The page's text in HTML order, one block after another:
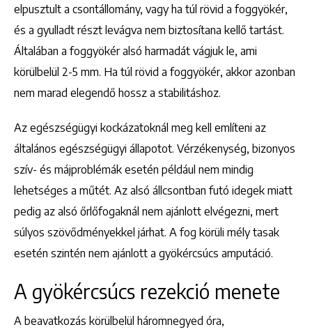
elpusztult a csontállomány, vagy ha túl rövid a foggyökér,
és a gyulladt részt levágva nem biztosítana kellő tartást.
Általában a foggyökér alsó harmadát vágjuk le, ami
körülbelül 2-5 mm. Ha túl rövid a foggyökér, akkor azonban
nem marad elegendő hossz a stabilitáshoz.
Az egészségügyi kockázatoknál meg kell említeni az
általános egészségügyi állapotot. Vérzékenység, bizonyos
szív- és májproblémák esetén például nem mindig
lehetséges a műtét. Az alsó állcsontban futó idegek miatt
pedig az alsó őrlőfogaknál nem ajánlott elvégezni, mert
súlyos szövődményekkel járhat. A fog körüli mély tasak
esetén szintén nem ajánlott a gyökércsúcs amputáció.
A gyökércsúcs rezekció menete
A beavatkozás körülbelül háromnegyed óra,